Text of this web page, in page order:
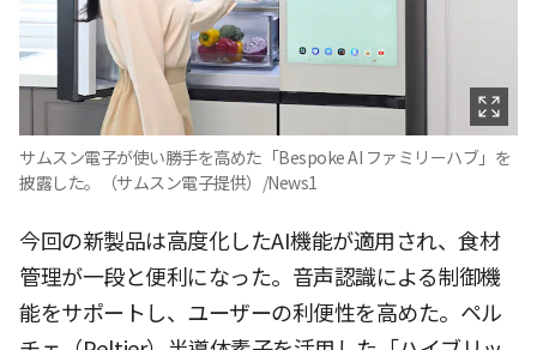
サムスン電子が使い勝手を高めた「Bespoke AI ファミリーハブ」を
披露した。（サムスン電子提供）/News1
今回の新製品は高度化したAI機能が適用され、食材
管理が一段と便利になった。音声認識による制御機
能をサポートし、ユーザーの利便性を高めた。ペル